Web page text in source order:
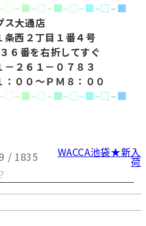
–□–■–□–■–□–■–□–■
ス大通店
条西２丁目１番４号
６番を右折してすぐ
２６１－０７８３
００～ＰＭ８：００
–□–■–□–■–□–■–□–■
/ 1835 WACCA池袋★新入
荷